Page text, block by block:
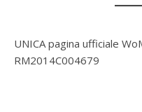
UNICA pagina ufficiale
RM2014C004679